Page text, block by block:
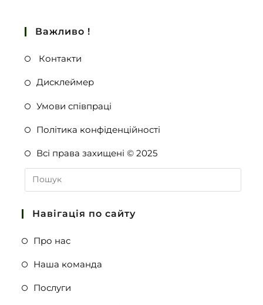
Важливо !
Контакти
Дисклеймер
Умови співпраці
Політика конфіденційності
Всі права захищені © 2025
Навігація по сайту
Про нас
Наша команда
Послуги